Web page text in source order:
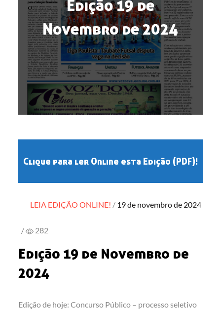
Edição 19 de
Novembro de 2024
Clique para ler Online esta Edição (PDF)!
LEIA EDIÇÃO ONLINE! Posted
19 de novembro de 2024
/ 282
Edição 19 de Novembro de
2024
Edição de hoje: Concurso Público – processo seletivo